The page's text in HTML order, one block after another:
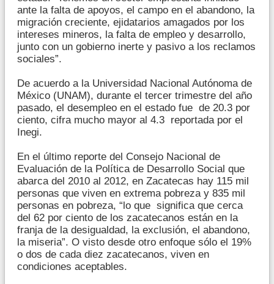
ante la falta de apoyos, el campo en el abandono, la
migración creciente, ejidatarios amagados por los
intereses mineros, la falta de empleo y desarrollo,
junto con un gobierno inerte y pasivo a los reclamos
sociales”.
De acuerdo a la Universidad Nacional Autónoma de
México (UNAM), durante el tercer trimestre del año
pasado, el desempleo en el estado fue de 20.3 por
ciento, cifra mucho mayor al 4.3 reportada por el
Inegi.
En el último reporte del Consejo Nacional de
Evaluación de la Política de Desarrollo Social que
abarca del 2010 al 2012, en Zacatecas hay 115 mil
personas que viven en extrema pobreza y 835 mil
personas en pobreza, “lo que significa que cerca
del 62 por ciento de los zacatecanos están en la
franja de la desigualdad, la exclusión, el abandono,
la miseria”. O visto desde otro enfoque sólo el 19%
o dos de cada diez zacatecanos, viven en
condiciones aceptables.